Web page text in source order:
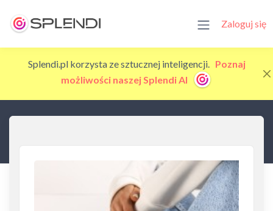
Zaloguj się
Splendi.pl korzysta ze sztucznej inteligencji. Poznaj
możliwości naszej Splendi AI